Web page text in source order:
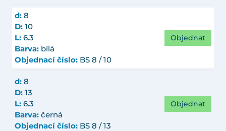
d: 8
D: 10
L: 6.3
Barva: bílá
Objednací číslo: BS 8 / 10
Objednat
d: 8
D: 13
L: 6.3
Barva: černá
Objednací číslo: BS 8 / 13
Objednat